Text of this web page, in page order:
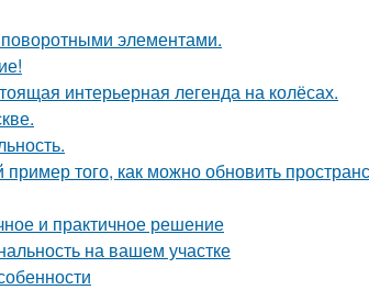
элементами.
интерьерная легенда на колёсах.
того, как можно обновить
и практичное решение
на вашем участке